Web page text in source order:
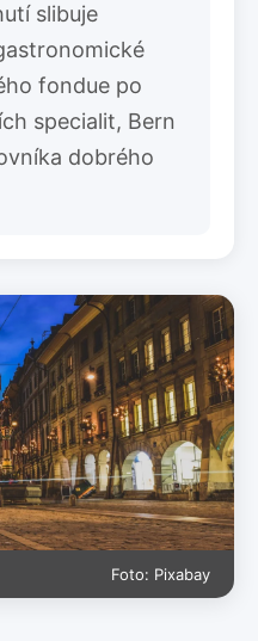
slibuje
fondue po
specialit, Bern
dobrého
Foto: Pixabay